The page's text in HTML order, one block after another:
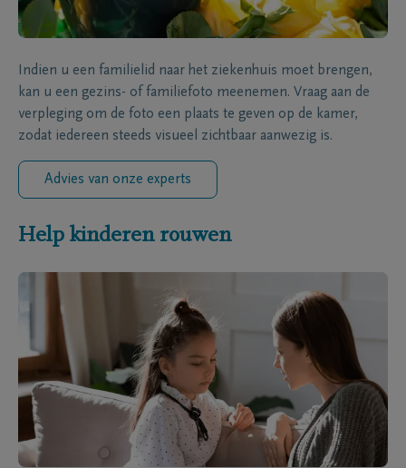
Indien u een familielid naar het ziekenhuis moet brengen,
kan u een gezins- of familiefoto meenemen. Vraag aan de
verpleging om de foto een plaats te geven op de kamer,
zodat iedereen steeds visueel zichtbaar aanwezig is.
Advies van onze experts
Help kinderen rouwen